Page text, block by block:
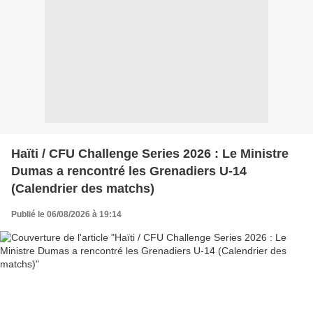
Haïti / CFU Challenge Series 2026 : Le Ministre
Dumas a rencontré les Grenadiers U-14
(Calendrier des matchs)
Publié le 06/08/2026 à 19:14